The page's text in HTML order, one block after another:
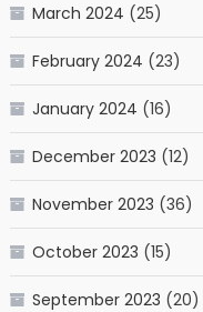
March 2024 (25)
February 2024 (23)
January 2024 (16)
December 2023 (12)
November 2023 (36)
October 2023 (15)
September 2023 (20)